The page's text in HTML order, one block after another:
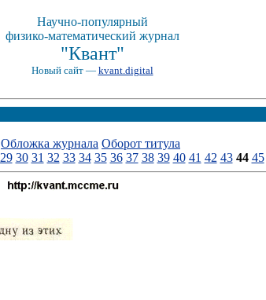
Научно-популярный
физико-математический журнал
"Квант"
Новый сайт — kvant.digital
Обложка журнала Оборот титула
29 30 31 32 33 34 35 36 37 38 39 40 41 42 43 44 45